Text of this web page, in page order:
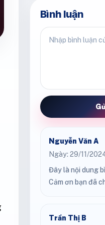
Bình luận
Nguyễn Văn A
Ngày: 29/11/
Đây là nội dung
Cảm ơn bạn đã
Trần Thị B